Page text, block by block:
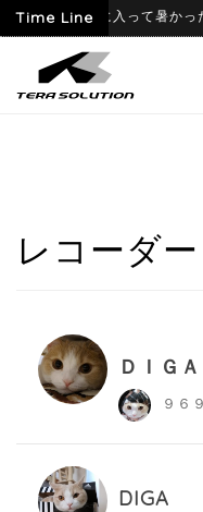
Time Line
06-09 6月に入って暑かっ
レコーダー
ＤＩＧＡ
９６
DIGA